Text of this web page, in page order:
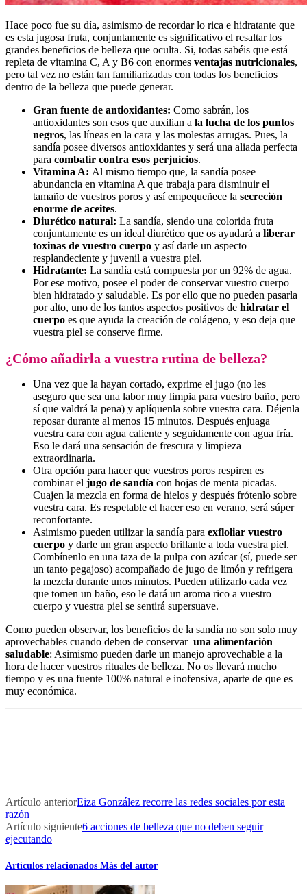
Hace poco fue su día, asimismo de recordar lo rica e hidratante que
es esta jugosa fruta, conjuntamente es significativo el resaltar los
grandes beneficios de belleza que oculta. Si, todas sabéis que está
repleta de vitamina C, A y B6 con enormes ventajas nutricionales,
pero tal vez no están tan familiarizadas con todas los beneficios
dentro de la belleza que puede generar.
Gran fuente de antioxidantes: Como sabrán, los
antioxidantes son esos que auxilian a la lucha de los puntos
negros, las líneas en la cara y las molestas arrugas. Pues, la
sandía posee diversos antioxidantes y será una aliada perfecta
para combatir contra esos perjuicios.
Vitamina A: Al mismo tiempo que, la sandía posee
abundancia en vitamina A que trabaja para disminuir el
tamaño de vuestros poros y así empequeñece la secreción
enorme de aceites.
Diurético natural: La sandía, siendo una colorida fruta
conjuntamente es un ideal diurético que os ayudará a liberar
toxinas de vuestro cuerpo y así darle un aspecto
resplandeciente y juvenil a vuestra piel.
Hidratante: La sandía está compuesta por un 92% de agua.
Por ese motivo, posee el poder de conservar vuestro cuerpo
bien hidratado y saludable. Es por ello que no pueden pasarla
por alto, uno de los tantos aspectos positivos de hidratar el
cuerpo es que ayuda la creación de colágeno, y eso deja que
vuestra piel se conserve firme.
¿Cómo añadirla a vuestra rutina de belleza?
Una vez que la hayan cortado, exprime el jugo (no les
aseguro que sea una labor muy limpia para vuestro baño, pero
sí que valdrá la pena) y aplíquenla sobre vuestra cara. Déjenla
reposar durante al menos 15 minutos. Después enjuaga
vuestra cara con agua caliente y seguidamente con agua fría.
Eso le dará una sensación de frescura y limpieza
extraordinaria.
Otra opción para hacer que vuestros poros respiren es
combinar el jugo de sandía con hojas de menta picadas.
Cuajen la mezcla en forma de hielos y después frótenlo sobre
vuestra cara. Es respetable el hacer eso en verano, será súper
reconfortante.
Asimismo pueden utilizar la sandía para exfloliar vuestro
cuerpo y darle un gran aspecto brillante a toda vuestra piel.
Combínenlo en una taza de la pulpa con azúcar (sí, puede ser
un tanto pegajoso) acompañado de jugo de limón y refrigera
la mezcla durante unos minutos. Pueden utilizarlo cada vez
que tomen un baño, eso le dará un aroma rico a vuestro
cuerpo y vuestra piel se sentirá supersuave.
Como pueden observar, los beneficios de la sandía no son solo muy
aprovechables cuando deben de conservar una alimentación
saludable: Asimismo pueden darle un manejo aprovechable a la
hora de hacer vuestros rituales de belleza. No os llevará mucho
tiempo y es una fuente 100% natural e inofensiva, aparte de que es
muy económica.
Artículo anteriorEiza González recorre las redes sociales por esta
razón
Artículo siguiente6 acciones de belleza que no deben seguir
ejecutando
Artículos relacionados Más del autor